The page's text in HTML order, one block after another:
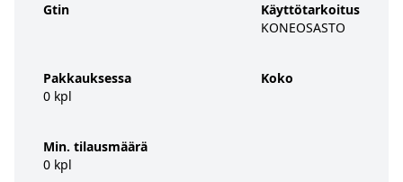
Gtin
Pakkauksessa
0 kpl
Min. tilausmäärä
0 kpl
Käyttötarkoitus
KONEOSASTO
Koko